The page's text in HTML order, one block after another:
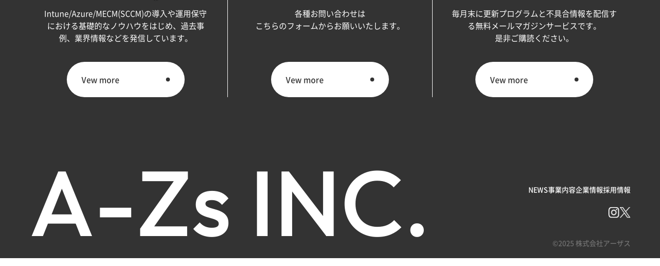
Intune/Azure/MECM(SCCM)の導入や運用保守
における基礎的なノウハウをはじめ、過去事
例、業界情報などを発信しています。
Vew more
各種お問い合わせは
こちらのフォームからお願いいたします。
Vew more
毎月末に更新プログラムと不具合情報を配信す
る無料メールマガジンサービスです。
是非ご購読ください。
Vew more
A-Zs INC. NEWS事業内容企業情報採用情報
©2025 株式会社アーザス